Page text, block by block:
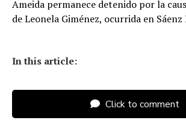
Ameida permanece detenido por la
de Leonela Giménez, ocurrida en Sáenz
In this article:
Click to comment